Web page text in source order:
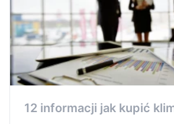
12 informacji jak kupić